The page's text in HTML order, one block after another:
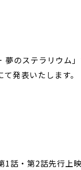
夢のステラリウム
発表いたします。
1話・第2話先行上